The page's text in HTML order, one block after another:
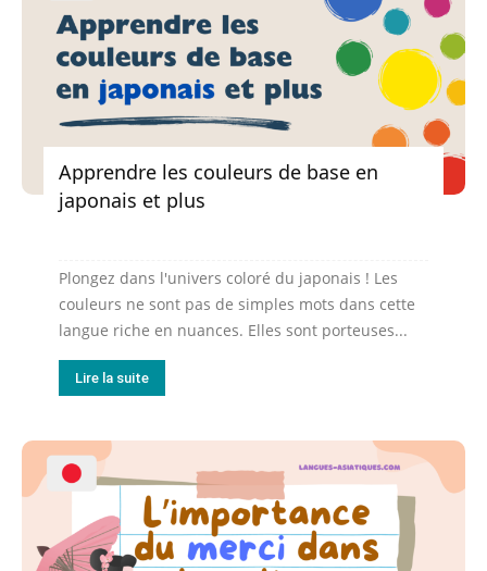
Apprendre les couleurs de base en
japonais et plus
Plongez dans l'univers coloré du japonais ! Les
couleurs ne sont pas de simples mots dans cette
langue riche en nuances. Elles sont porteuses...
Lire la suite